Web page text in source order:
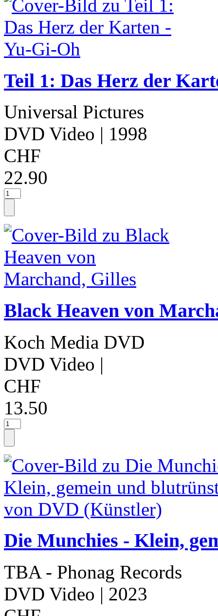
Teil 1: Das Herz der
Universal Pictures
DVD Video | 1998
CHF
22.90
Black Heaven von
Koch Media DVD
DVD Video |
CHF
13.50
Die Munchies - Klein,
TBA - Phonag Records
DVD Video | 2023